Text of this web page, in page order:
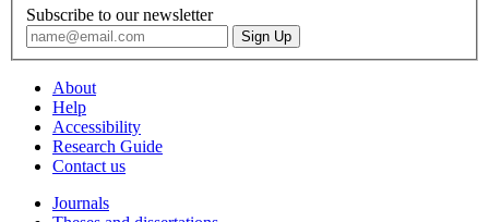
Subscribe to our newsletter
About
Help
Accessibility
Research Guide
Contact us
Journals